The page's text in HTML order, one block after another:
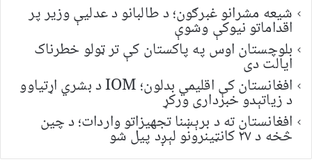
شیعه مشرانو غبرګون؛ د طالبانو د عدلیې وزیر پر
اقداماتو نیوکې وشوې
بلوچستان اوس په پاکستان کې تر ټولو خطرناک
ایالت دی
افغانستان کې اقلیمي بدلون؛ IOM د بشري اړتیاوو
د زیاتېدو خبرداری ورکړ
افغانستان ته د برېښنا تجهیزاتو واردات؛ د چین
څخه د ۲۷ کانټینرونو لېږد پیل شو